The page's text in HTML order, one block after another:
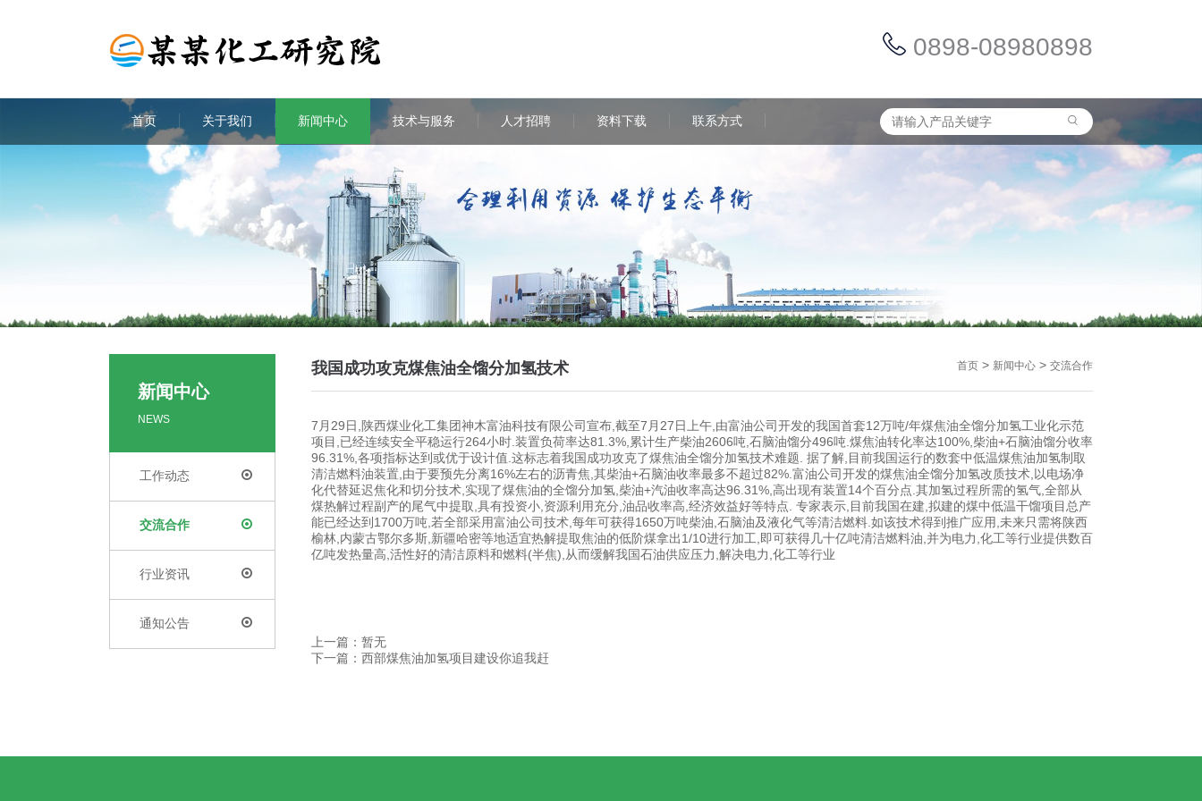
0898-08980898
首页 关于我们 新闻中心 技术与服务 人才招聘 资料下载 联系方式
新闻中心
NEWS
工作动态
交流合作
行业资讯
通知公告
我国成功攻克煤焦油全馏分加氢技术 首页 > 新闻中心 > 交流合作
7月29日,陕西煤业化工集团神木富油科技有限公司宣布,截至7月27日上午,由富油公司开发的我国首套12万吨/年煤焦油全馏分加氢工业化示范
项目,已经连续安全平稳运行264小时.装置负荷率达81.3%,累计生产柴油2606吨,石脑油馏分496吨.煤焦油转化率达100%,柴油+石脑油馏分收率
96.31%,各项指标达到或优于设计值.这标志着我国成功攻克了煤焦油全馏分加氢技术难题. 据了解,目前我国运行的数套中低温煤焦油加氢制取
清洁燃料油装置,由于要预先分离16%左右的沥青焦,其柴油+石脑油收率最多不超过82%.富油公司开发的煤焦油全馏分加氢改质技术,以电场净
化代替延迟焦化和切分技术,实现了煤焦油的全馏分加氢,柴油+汽油收率高达96.31%,高出现有装置14个百分点.其加氢过程所需的氢气,全部从
煤热解过程副产的尾气中提取,具有投资小,资源利用充分,油品收率高,经济效益好等特点. 专家表示,目前我国在建,拟建的煤中低温干馏项目总产
能已经达到1700万吨,若全部采用富油公司技术,每年可获得1650万吨柴油,石脑油及液化气等清洁燃料.如该技术得到推广应用,未来只需将陕西
榆林,内蒙古鄂尔多斯,新疆哈密等地适宜热解提取焦油的低阶煤拿出1/10进行加工,即可获得几十亿吨清洁燃料油,并为电力,化工等行业提供数百
亿吨发热量高,活性好的清洁原料和燃料(半焦),从而缓解我国石油供应压力,解决电力,化工等行业
上一篇：暂无
下一篇：西部煤焦油加氢项目建设你追我赶